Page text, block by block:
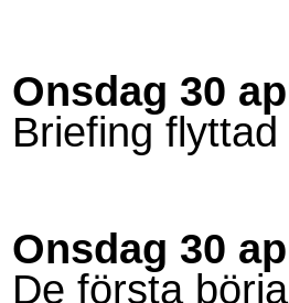
Onsdag 30
Briefing
Onsdag 30
De första